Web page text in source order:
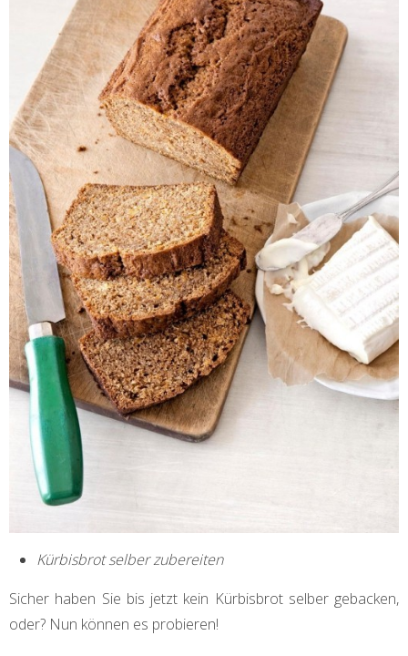
Kürbisbrot selber zubereiten
Sicher haben Sie bis jetzt kein Kürbisbrot selber gebacken,
oder? Nun können es probieren!